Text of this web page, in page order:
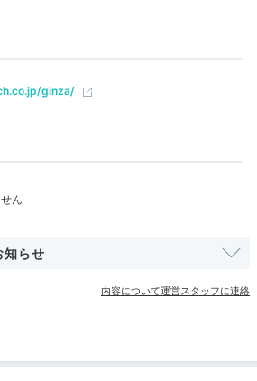
て満足な内容でした。特にト
ートが秀逸でした。
オル ドライヤー お茶セット 電気ポット
ginza/
知らせ
内容について運営スタッフに連絡